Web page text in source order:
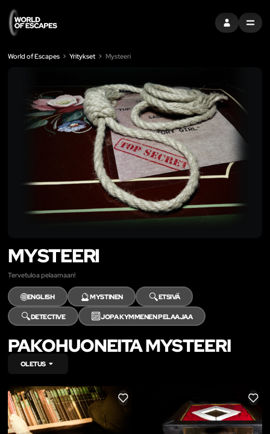
KIRJAUDUMENU
World of Escapes Yritykset Mysteeri
MYSTEERI
Tervetuloa pelaamaan!
🌐ENGLISH 🔮MYSTINEN 🔍ETSIVÄ
🔍DETECTIVE 🔟JOPA KYMMENEN PELAAJAA
PAKOHUONEITA MYSTEERI
OLETUS
LIKE LIKE